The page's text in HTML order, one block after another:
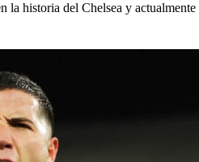
la historia del Chelsea y